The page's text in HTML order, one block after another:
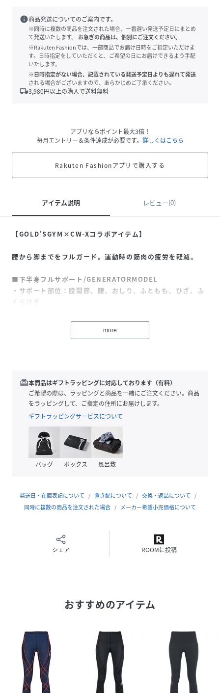
info商品発送についてのご案内です。
※同時に複数の商品を注文された場合、一番遅い発送予定日にまとめ
て発送いたします。
お急ぎの商品は、個別にご注文ください。
※Rakuten Fashionでは、一部商品でお届け日時をご指定いただけま
す。日時指定をしていただくと、ご希望の日にお届けできるよう手配
いたします。
※日時指定がない場合、記載されている発送予定日よりも遅れて発送
される場合がございますので、あらかじめご了承ください。
local_shipping3,980円以上の購入で送料無料
アプリならポイント最大3倍！
毎月エントリー＆条件達成が必要です。 詳しくはこちら
Rakuten Fashionアプリで購入する
アイテム説明 レビュー(0)
【GOLD'SGYM×CW-Xコラボアイテム】
腰から脚までをフルガード。運動時の筋肉の疲労を軽減。
■下半身フルサポート/GENERATORMODEL
・サポート部位：股関節、腰、おしり、ふともも、ひざ、ふ
くらはぎ
右ふとももにゴールドジムロゴ、左ひざ裏にCW-Xロゴをプ
■マラソン・球技・スキー・スノーボード等、カラダへの負
荷が強いスポーツにおすすめ。
●CW-X独自のテーピング原理で着地時の衝撃からひざを守
る。サポートラインが筋肉のムダな動きを抑え、運動時の筋
肉の疲労軽減が期待できます。
●ストレッチ吸汗速乾素材「エラクション®プロ」を採用。
・ストレッチ（本体）：伸びがよく、フィットしやすい
・吸汗速乾（本体）
・はき込み丈：ジャストウエスト
■スポーツブラ：HTY546
品番をコピーして検索をお願いします。
性別タイプ レディース
more
redeem本商品はギフトラッピングに対応しております（有料）
ご希望の際は、ラッピングと商品を一緒にご注文ください。商品
をラッピングして、ご指定の住所にお届けします。
ギフトラッピングサービスについて
バッグ ボックス 風呂敷
発送日・在庫表記について 置き配について
交換・返品について
同時に複数の商品を注文された場合
メーカー希望小売価格について
シェア ROOMに投稿
おすすめのアイテム